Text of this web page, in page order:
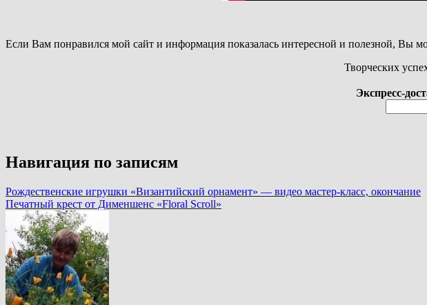
Если Вам понравился мой сайт и информация показалась интересной и полезной, Вы
Творческих
Экспресс-
Навигация по записям
Рождественские игрушки «Византийский орнамент» — видео мастер-класс, окончание
Печатный крест от Дименшенс «Floral Scroll»